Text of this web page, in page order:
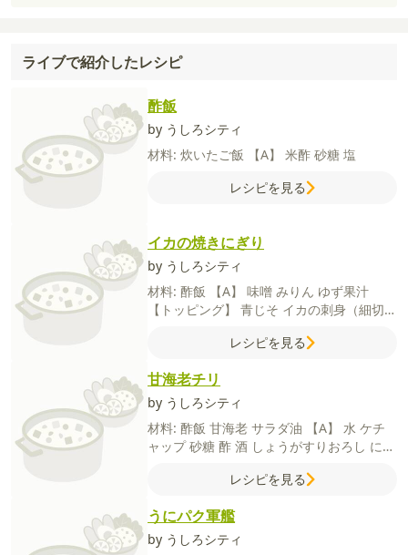
ライブで紹介したレシピ
酢飯
by うしろシティ
材料: 炊いたご飯 【A】 米酢 砂糖 塩
レシピを見る
イカの焼きにぎり
by うしろシティ
材料: 酢飯 【A】 味噌 みりん ゆず果汁
【トッピング】 青じそ イカの刺身（細切
レシピを見る
甘海老チリ
by うしろシティ
材料: 酢飯 甘海老 サラダ油 【A】 水 ケチ
ャップ砂糖 酢 酒 しょうがすりおろし にん
片栗粉水
レシピを見る
うにパク軍艦
by うしろシティ